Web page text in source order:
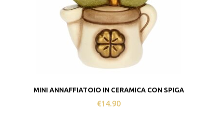
MINI ANNAFFIATOIO IN CERAMICA CON SPIGA
€14.90